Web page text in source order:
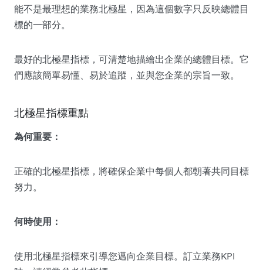
能不是最理想的業務北極星，因為這個數字只反映總體目
標的一部分。
最好的北極星指標，可清楚地描繪出企業的總體目標。它
們應該簡單易懂、易於追蹤，並與您企業的宗旨一致。
北極星指標重點
為何重要：
正確的北極星指標，將確保企業中每個人都朝著共同目標
努力。
何時使用：
使用北極星指標來引導您邁向企業目標。訂立業務KPI